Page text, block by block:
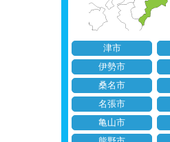
津市
伊勢市
桑名市
名張市
亀山市